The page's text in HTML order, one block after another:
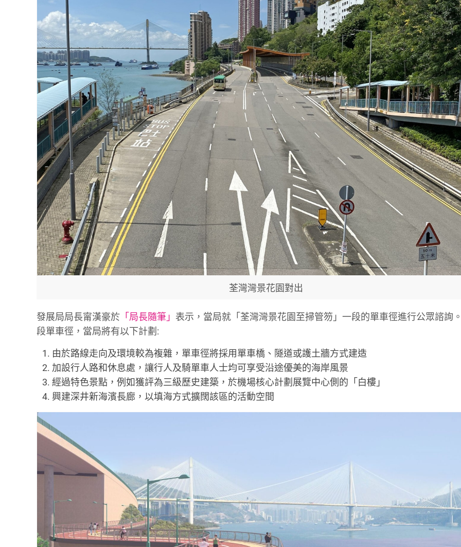
荃灣灣景花園對出
發展局局長甯漢豪於 「局長隨筆」 表示，當局就「荃灣灣景花園至掃管笏」一段的單車徑進行公眾諮詢
段單車徑，當局將有以下計劃:
由於路線走向及環境較為複雜，單車徑將採用單車橋、隧道或護土牆方式建造
加設行人路和休息處，讓行人及騎單車人士均可享受沿途優美的海岸風景
經過特色景點，例如獲評為三級歷史建築，於機場核心計劃展覽中心側的「白樓」
興建深井新海濱長廊，以填海方式擴闊該區的活動空間